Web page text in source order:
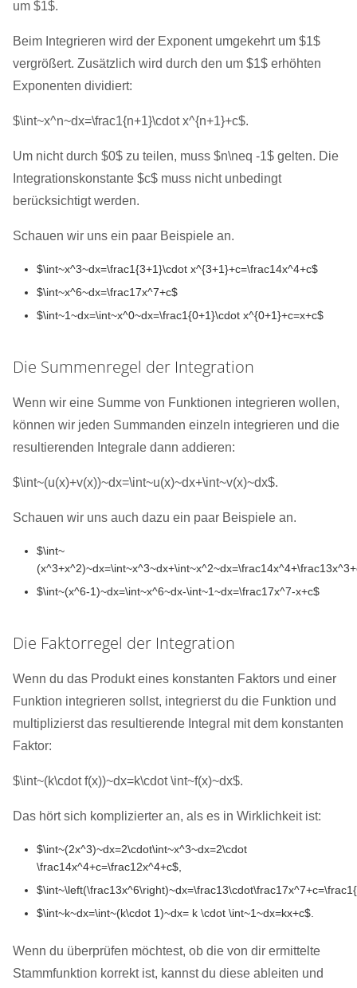
um $1$.
Beim Integrieren wird der Exponent umgekehrt um $1$
vergrößert. Zusätzlich wird durch den um $1$ erhöhten
Exponenten dividiert:
$\int~x^n~dx=\frac1{n+1}\cdot x^{n+1}+c$.
Um nicht durch $0$ zu teilen, muss $n\neq -1$ gelten. Die
Integrationskonstante $c$ muss nicht unbedingt
berücksichtigt werden.
Schauen wir uns ein paar Beispiele an.
$\int~x^3~dx=\frac1{3+1}\cdot x^{3+1}+c=\frac14x^4+c$
$\int~x^6~dx=\frac17x^7+c$
$\int~1~dx=\int~x^0~dx=\frac1{0+1}\cdot x^{0+1}+c=x+c$
Die Summenregel der Integration
Wenn wir eine Summe von Funktionen integrieren wollen,
können wir jeden Summanden einzeln integrieren und die
resultierenden Integrale dann addieren:
$\int~(u(x)+v(x))~dx=\int~u(x)~dx+\int~v(x)~dx$.
Schauen wir uns auch dazu ein paar Beispiele an.
$\int~
$\int~(x^6-1)~dx=\int~x^6~dx-\int~1~dx=\frac17x^7-x+c$
Die Faktorregel der Integration
Wenn du das Produkt eines konstanten Faktors und einer
Funktion integrieren sollst, integrierst du die Funktion und
multiplizierst das resultierende Integral mit dem konstanten
Faktor:
$\int~(k\cdot f(x))~dx=k\cdot \int~f(x)~dx$.
Das hört sich komplizierter an, als es in Wirklichkeit ist:
$\int~(2x^3)~dx=2\cdot\int~x^3~dx=2\cdot
\frac14x^4+c=\frac12x^4+c$,
$\int~k~dx=\int~(k\cdot 1)~dx= k \cdot \int~1~dx=kx+c$.
Wenn du überprüfen möchtest, ob die von dir ermittelte
Stammfunktion korrekt ist, kannst du diese ableiten und